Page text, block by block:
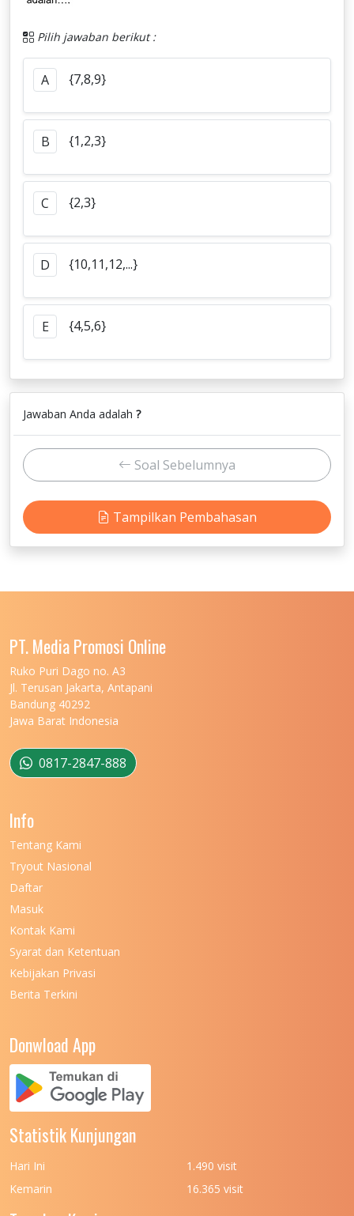
Pilih jawaban berikut :
A {7,8,9}
B {1,2,3}
C {2,3}
D {10,11,12,...}
E {4,5,6}
Jawaban Anda adalah ?
Soal Sebelumnya
Tampilkan Pembahasan
PT. Media Promosi Online
Ruko Puri Dago no. A3
Jl. Terusan Jakarta, Antapani
Bandung 40292
Jawa Barat Indonesia
0817-2847-888
Info
Tentang Kami
Tryout Nasional
Daftar
Masuk
Kontak Kami
Syarat dan Ketentuan
Kebijakan Privasi
Berita Terkini
Donwload App
Statistik Kunjungan
Hari Ini
1.490 visit
Kemarin
16.365 visit